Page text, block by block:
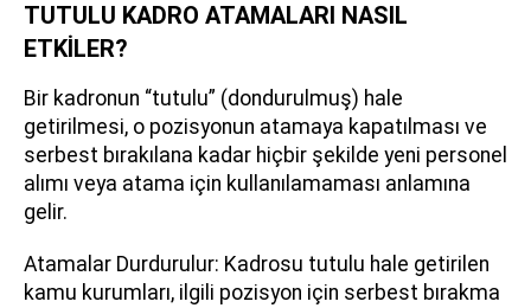
TUTULU KADRO ATAMALARI NASIL
ETKİLER?
Bir kadronun “tutulu” (dondurulmuş) hale
getirilmesi, o pozisyonun atamaya kapatılması ve
serbest bırakılana kadar hiçbir şekilde yeni personel
alımı veya atama için kullanılamaması anlamına
gelir.
Atamalar Durdurulur: Kadrosu tutulu hale getirilen
kamu kurumları, ilgili pozisyon için serbest bırakma